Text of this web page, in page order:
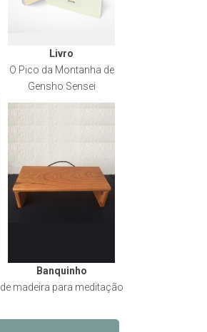
Livro
O Pico da Montanha de
Gensho Sensei
Banquinho
de madeira para meditação